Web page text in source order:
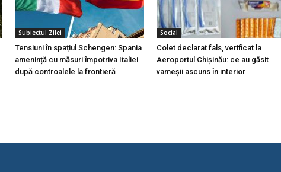
Subiectul Zilei
Tensiuni în spațiul Schengen: Spania
amenință cu măsuri împotriva Italiei
după controalele la frontieră
Social
Colet declarat fals, verificat la
Aeroportul Chișinău: ce au găsit
vameșii ascuns în interior